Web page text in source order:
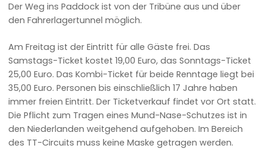
Der Weg ins Paddock ist von der Tribüne aus und über
den Fahrerlagertunnel möglich.
Am Freitag ist der Eintritt für alle Gäste frei. Das
Samstags-Ticket kostet 19,00 Euro, das Sonntags-Ticket
25,00 Euro. Das Kombi-Ticket für beide Renntage liegt bei
35,00 Euro. Personen bis einschließlich 17 Jahre haben
immer freien Eintritt. Der Ticketverkauf findet vor Ort statt.
Die Pflicht zum Tragen eines Mund-Nase-Schutzes ist in
den Niederlanden weitgehend aufgehoben. Im Bereich
des TT-Circuits muss keine Maske getragen werden.